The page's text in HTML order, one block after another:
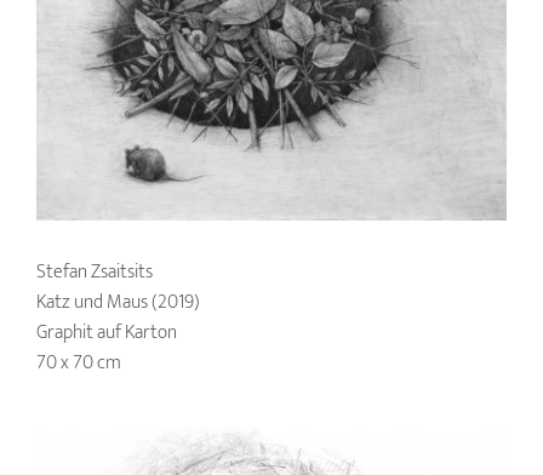
Stefan Zsaitsits
Katz und Maus (2019)
Graphit auf Karton
70 x 70 cm